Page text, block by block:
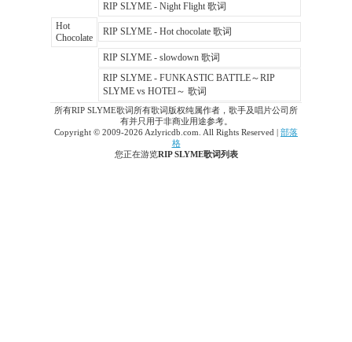
RIP SLYME - Night Flight 歌词
Hot
Chocolate
RIP SLYME - Hot chocolate 歌词
RIP SLYME - slowdown 歌词
RIP SLYME - FUNKASTIC BATTLE～RIP
SLYME vs HOTEI～ 歌词
所有RIP SLYME歌词所有歌词版权纯属作者，歌手及唱片公司所
有并只用于非商业用途参考。
Copyright © 2009-2026 Azlyricdb.com. All Rights Reserved | 部落
格
您正在游览RIP SLYME歌词列表